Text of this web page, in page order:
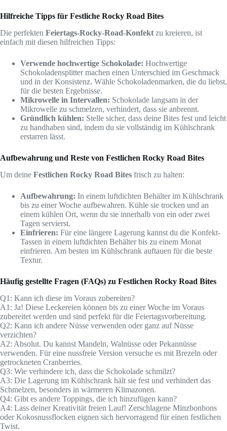
Hilfreiche Tipps für Festliche Rocky Road Bites
Die perfekten Feiertags-Rocky-Road-Konfekt zu kreieren, ist
einfach mit diesen hilfreichen Tipps:
Verwende hochwertige Schokolade: Hochwertige
Schokoladensplitter machen einen Unterschied im Geschmack
und in der Konsistenz. Wähle Schokoladenmarken, die du liebst,
für die besten Ergebnisse.
Mikrowelle in Intervallen: Schokolade langsam in der
Mikrowelle zu schmelzen, verhindert, dass sie anbrennt.
Gründlich kühlen: Stelle sicher, dass deine Bites fest und leicht
zu handhaben sind, indem du sie vollständig im Kühlschrank
erstarren lässt.
Aufbewahrung und Reste von Festlichen Rocky Road Bites
Um deine Festlichen Rocky Road Bites frisch zu halten:
Aufbewahrung: In einem luftdichten Behälter im Kühlschrank
bis zu einer Woche aufbewahren. Kühle sie trocken und an
einem kühlen Ort, wenn du sie innerhalb von ein oder zwei
Tagen servierst.
Einfrieren: Für eine längere Lagerung kannst du die Konfekt-
Tassen in einem luftdichten Behälter bis zu einem Monat
einfrieren. Am besten im Kühlschrank auftauen für die beste
Textur.
Häufig gestellte Fragen (FAQs) zu Festlichen Rocky Road Bites
Q1: Kann ich diese im Voraus zubereiten?
A1: Ja! Diese Leckereien können bis zu einer Woche im Voraus
zubereitet werden und sind perfekt für die Feiertagsvorbereitung.
Q2: Kann ich andere Nüsse verwenden oder ganz auf Nüsse
verzichten?
A2: Absolut. Du kannst Mandeln, Walnüsse oder Pekannüsse
verwenden. Für eine nussfreie Version versuche es mit Brezeln oder
getrockneten Cranberries.
Q3: Wie verhindere ich, dass die Schokolade schmilzt?
A3: Die Lagerung im Kühlschrank hält sie fest und verhindert das
Schmelzen, besonders in wärmeren Klimazonen.
Q4: Gibt es andere Toppings, die ich hinzufügen kann?
A4: Lass deiner Kreativität freien Lauf! Zerschlagene Minzbonbons
oder Kokosnussflocken eignen sich hervorragend für einen festlichen
Twist.